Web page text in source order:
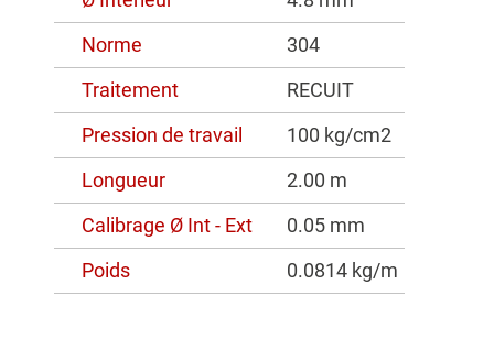
Norme
304
Traitement
RECUIT
Pression de travail
100 kg/cm2
Longueur
2.00 m
Calibrage Ø Int - Ext
0.05 mm
Poids
0.0814 kg/m